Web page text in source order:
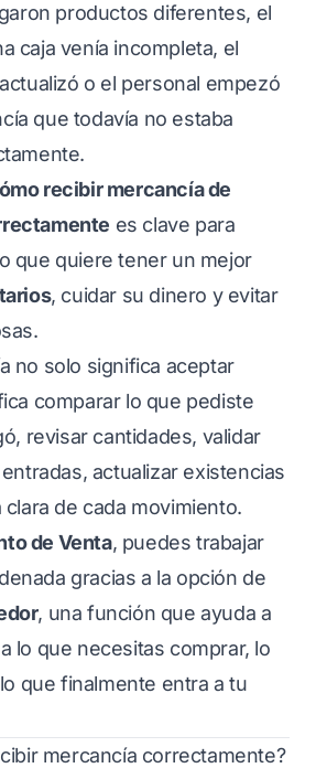
productos diferentes, el
caja venía incompleta, el
o el personal empezó
que todavía no estaba
recibir mercancía de
es clave para
que quiere tener un mejor
, cuidar su dinero y evitar
no solo significa aceptar
comparar lo que pediste
revisar cantidades, validar
actualizar existencias
de cada movimiento.
de Venta, puedes trabajar
gracias a la opción de
, una función que ayuda a
lo que necesitas comprar, lo
que finalmente entra a tu
mercancía correctamente?